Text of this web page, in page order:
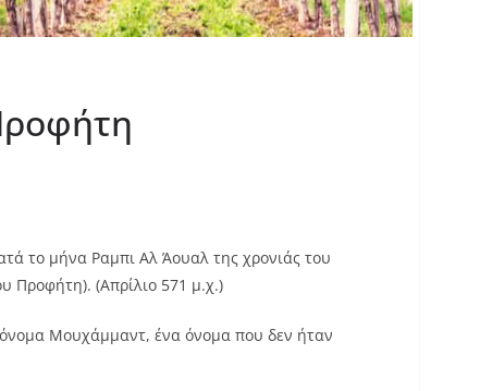
το μήνα Ραμπι Αλ Άουαλ της χρονιάς του
Προφήτη). (Απρίλιο 571 μ.χ.)
Μουχάμμαντ, ένα όνομα που δεν ήταν